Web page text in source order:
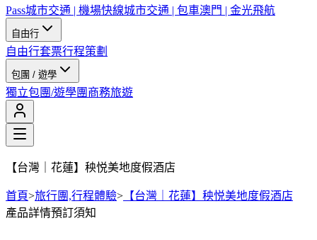
Pass城市交通 | 機場快線城市交通 | 包車澳門 | 金光飛航
自由行
自由行套票行程策劃
包團 / 遊學
獨立包團/遊學團 商務旅遊
【台灣｜花蓮】秧悦美地度假酒店
首頁>旅行團,行程體驗> 【台灣｜花蓮】秧悦美地度假酒店
產品詳情預訂須知